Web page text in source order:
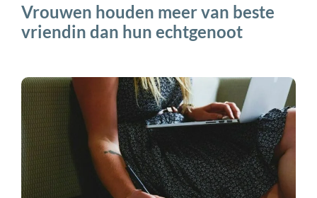
Vrouwen houden meer van beste
vriendin dan hun echtgenoot